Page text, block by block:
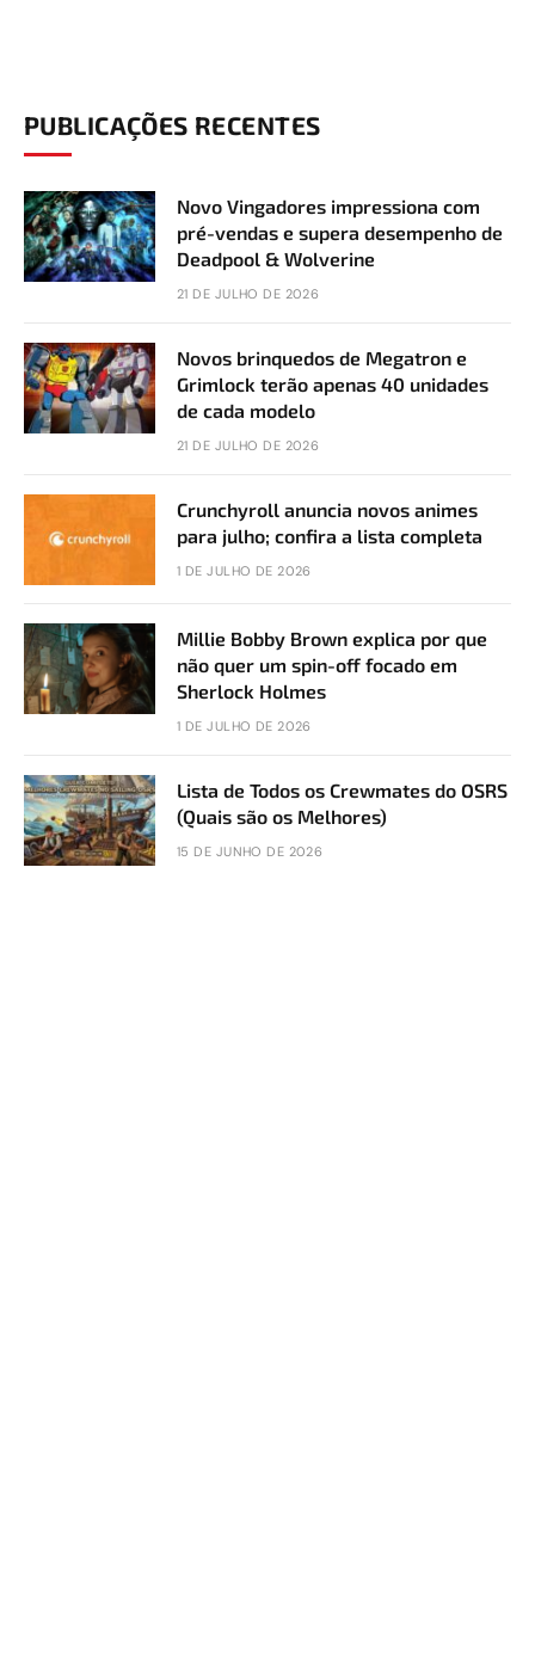
PUBLICAÇÕES RECENTES
Novo Vingadores impressiona com
pré-vendas e supera desempenho de
Deadpool & Wolverine
21 DE JULHO DE 2026
Novos brinquedos de Megatron e
Grimlock terão apenas 40 unidades
de cada modelo
21 DE JULHO DE 2026
Crunchyroll anuncia novos animes
para julho; confira a lista completa
1 DE JULHO DE 2026
Millie Bobby Brown explica por que
não quer um spin-off focado em
Sherlock Holmes
1 DE JULHO DE 2026
Lista de Todos os Crewmates do OSRS
(Quais são os Melhores)
15 DE JUNHO DE 2026